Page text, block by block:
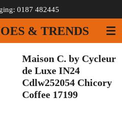
& TRENDS
0187 482445
Maison C. by Cycleur
de Luxe IN24
Cdlw252054 Chicory
Coffee 17199